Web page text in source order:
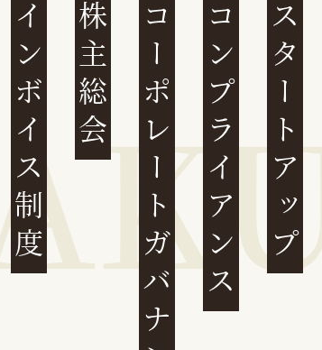
インボイス制度 株主総会 コーポレートガバナンスコンプライアンススタートアップ